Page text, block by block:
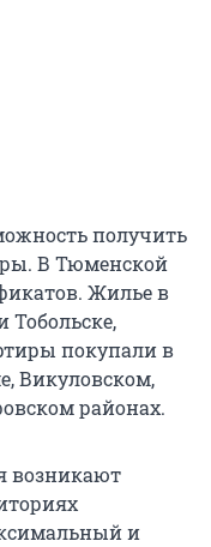
получить
В Тюменской
Жилье в
покупали в
Викуловском,
районах.
возникают
и